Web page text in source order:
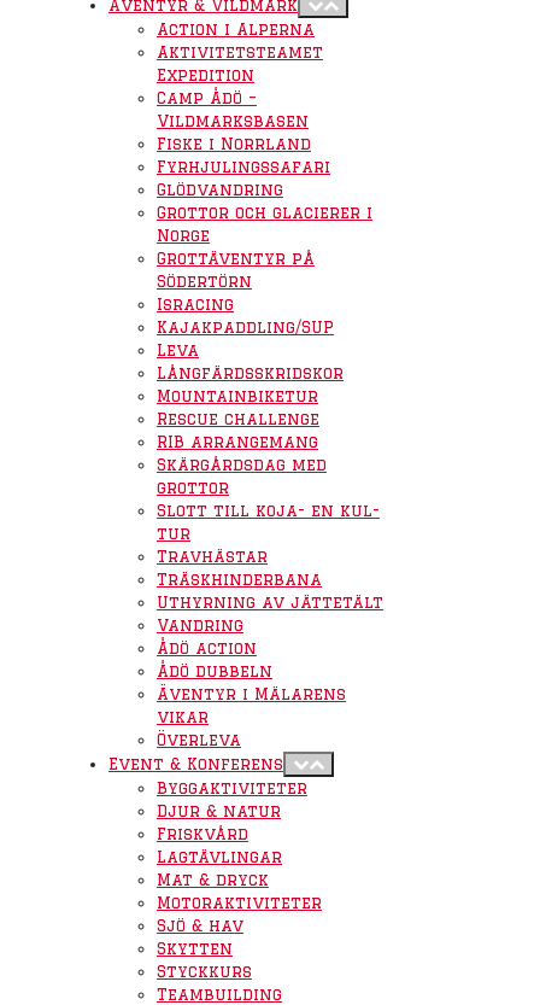
Äventyr & Vildmark
Action i Alperna
Aktivitetsteamet
Expedition
Camp Ådö –
Vildmarksbasen
Fiske i Norrland
Fyrhjulingssafari
Glödvandring
Grottor och glacierer i
Norge
Grottäventyr på
Södertörn
Isracing
Kajakpaddling/SUP
Leva
Långfärdsskridskor
Mountainbiketur
Rescue challenge
RIB arrangemang
Skärgårdsdag med
grottor
Slott till koja- en kul-
tur
Travhästar
Träskhinderbana
Uthyrning av jättetält
Vandring
Ådö action
Ådö dubbeln
Äventyr i Mälarens
vikar
Överleva
Event & Konferens
Byggaktiviteter
Djur & natur
Friskvård
Lagtävlingar
Mat & dryck
Motoraktiviteter
Sjö & hav
Skytten
Styckkurs
Teambuilding